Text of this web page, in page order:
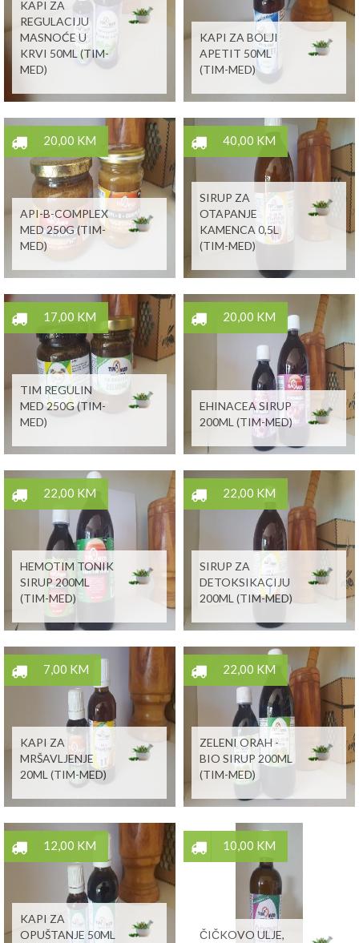
KAPI ZA
REGULACIJU
MASNOĆE U
KRVI 50ML (TIM-
MED)
KAPI ZA BOLJI
APETIT 50ML
(TIM-MED)
20,00 KM
API-B-COMPLEX
MED 250G (TIM-
MED)
40,00 KM
SIRUP ZA
OTAPANJE
KAMENCA 0,5L
(TIM-MED)
17,00 KM
TIM REGULIN
MED 250G (TIM-
MED)
20,00 KM
EHINACEA SIRUP
200ML (TIM-MED)
22,00 KM
HEMOTIM TONIK
SIRUP 200ML
(TIM-MED)
22,00 KM
SIRUP ZA
DETOKSIKACIJU
200ML (TIM-MED)
7,00 KM
KAPI ZA
MRŠAVLJENJE
20ML (TIM-MED)
22,00 KM
ZELENI ORAH -
BIO SIRUP 200ML
(TIM-MED)
12,00 KM
KAPI ZA
OPUŠTANJE 50ML
10,00 KM
ČIČKOVO ULJE,